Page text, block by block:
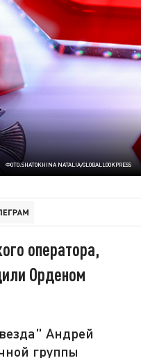
ФОТО:SHATOKHINA NATALIA/GLOBALLOOKPRESS
оператора,
Орденом
Андрей
группы